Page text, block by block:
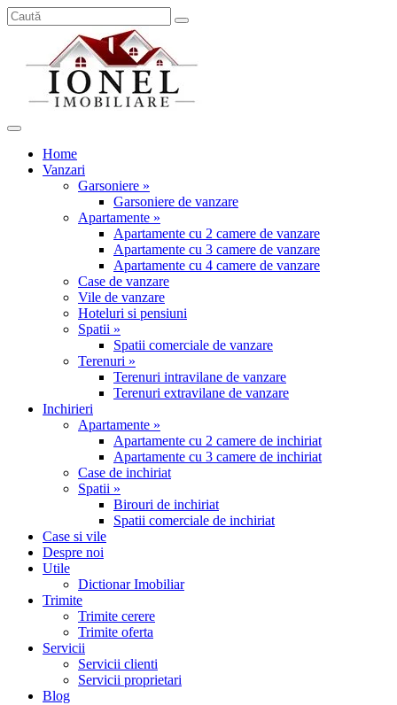
Home
Vanzari
Garsoniere »
Garsoniere de vanzare
Apartamente »
Apartamente cu 2 camere de vanzare
Apartamente cu 3 camere de vanzare
Apartamente cu 4 camere de vanzare
Case de vanzare
Vile de vanzare
Hoteluri si pensiuni
Spatii »
Spatii comerciale de vanzare
Terenuri »
Terenuri intravilane de vanzare
Terenuri extravilane de vanzare
Inchirieri
Apartamente »
Apartamente cu 2 camere de inchiriat
Apartamente cu 3 camere de inchiriat
Case de inchiriat
Spatii »
Birouri de inchiriat
Spatii comerciale de inchiriat
Case si vile
Despre noi
Utile
Dictionar Imobiliar
Trimite
Trimite cerere
Trimite oferta
Servicii
Servicii clienti
Servicii proprietari
Blog